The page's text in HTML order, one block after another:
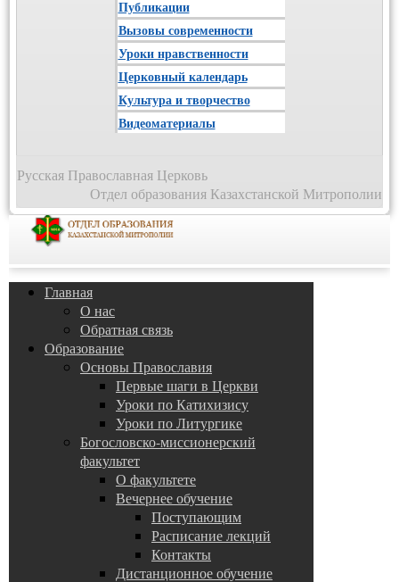
Публикации
Вызовы современности
Уроки нравственности
Церковный календарь
Культура и творчество
Видеоматериалы
Русская Православная Церковь
Отдел образования Казахстанской Митрополии
Главная
О нас
Обратная связь
Образование
Основы Православия
Первые шаги в Церкви
Уроки по Катихизису
Уроки по Литургике
Богословско-миссионерский
факультет
О факультете
Вечернее обучение
Поступающим
Расписание лекций
Контакты
Дистанционное обучение